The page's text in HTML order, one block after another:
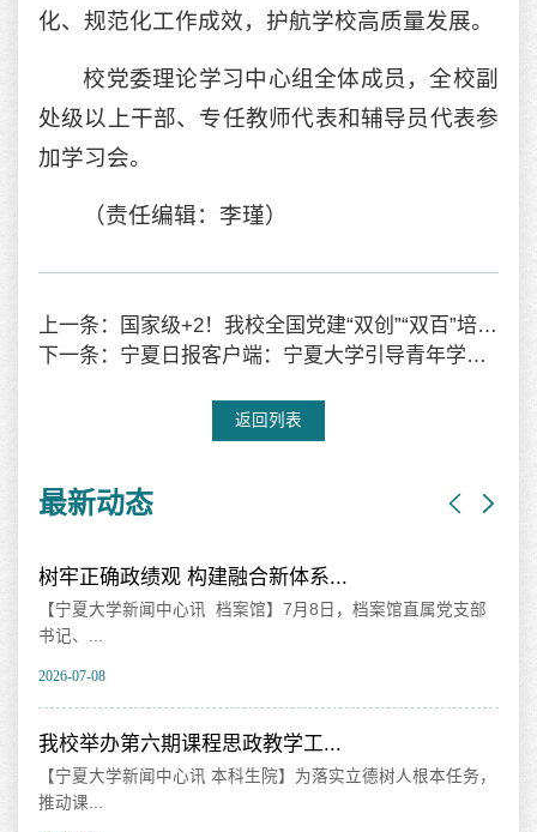
化、规范化工作成效，护航学校高质量发展。
校党委理论学习中心组全体成员，全校副
处级以上干部、专任教师代表和辅导员代表参
加学习会。
（责任编辑：李瑾）
上一条：国家级+2！我校全国党建“双创”“双百”培育创建再获新突破
下一条：宁夏日报客户端：宁夏大学引导青年学子扣好人生第一粒扣子
返回列表
最新动态
树牢正确政绩观 构建融合新体系...
【宁夏大学新闻中心讯 档案馆】7月8日，档案馆直属党支部
书记、...
2026-07-08
我校举办第六期课程思政教学工...
【宁夏大学新闻中心讯 本科生院】为落实立德树人根本任务，
推动课...